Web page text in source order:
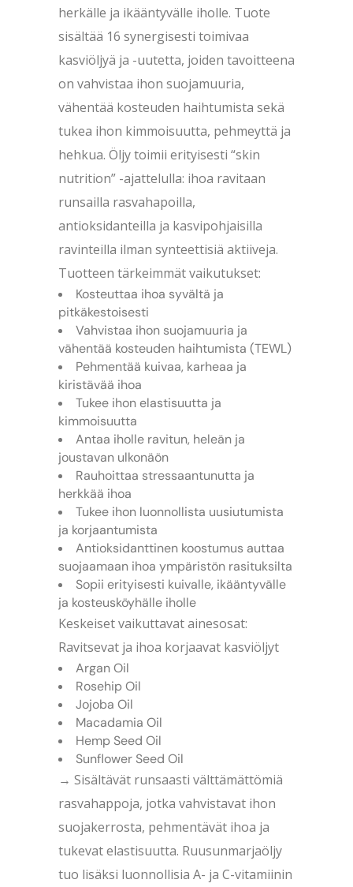
herkälle ja ikääntyvälle iholle. Tuote
sisältää 16 synergisesti toimivaa
kasviöljyä ja -uutetta, joiden tavoitteena
on vahvistaa ihon suojamuuria,
vähentää kosteuden haihtumista sekä
tukea ihon kimmoisuutta, pehmeyttä ja
hehkua. Öljy toimii erityisesti “skin
nutrition” -ajattelulla: ihoa ravitaan
runsailla rasvahapoilla,
antioksidanteilla ja kasvipohjaisilla
ravinteilla ilman synteettisiä aktiiveja.
Tuotteen tärkeimmät vaikutukset:
Kosteuttaa ihoa syvältä ja
pitkäkestoisesti
Vahvistaa ihon suojamuuria ja
vähentää kosteuden haihtumista (TEWL)
Pehmentää kuivaa, karheaa ja
kiristävää ihoa
Tukee ihon elastisuutta ja
kimmoisuutta
Antaa iholle ravitun, heleän ja
joustavan ulkonäön
Rauhoittaa stressaantunutta ja
herkkää ihoa
Tukee ihon luonnollista uusiutumista
ja korjaantumista
Antioksidanttinen koostumus auttaa
suojaamaan ihoa ympäristön rasituksilta
Sopii erityisesti kuivalle, ikääntyvälle
ja kosteusköyhälle iholle
Keskeiset vaikuttavat ainesosat:
Ravitsevat ja ihoa korjaavat kasviöljyt
Argan Oil
Rosehip Oil
Jojoba Oil
Macadamia Oil
Hemp Seed Oil
Sunflower Seed Oil
→ Sisältävät runsaasti välttämättömiä
rasvahappoja, jotka vahvistavat ihon
suojakerrosta, pehmentävät ihoa ja
tukevat elastisuutta. Ruusunmarjaöljy
tuo lisäksi luonnollisia A- ja C-vitamiinin